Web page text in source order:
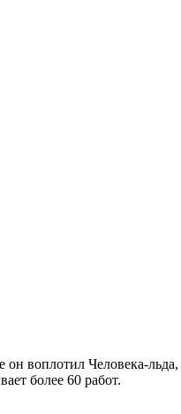
воплотил Человека-
более 60 работ.